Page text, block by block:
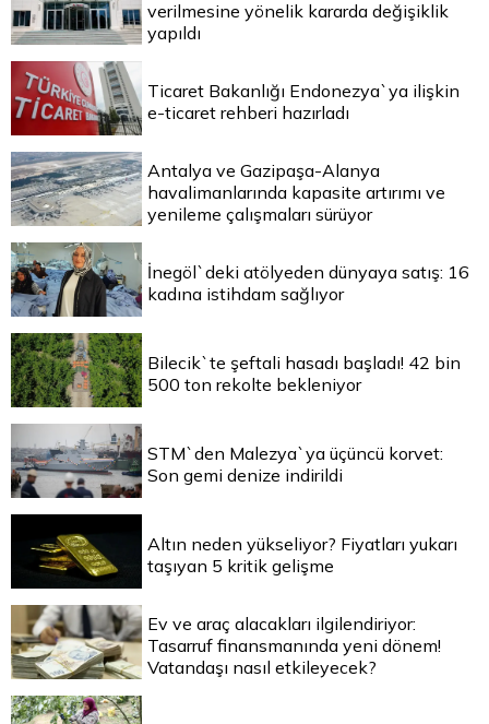
verilmesine yönelik kararda değişiklik
yapıldı
Ticaret Bakanlığı Endonezya`ya ilişkin
e-ticaret rehberi hazırladı
Antalya ve Gazipaşa-Alanya
havalimanlarında kapasite artırımı ve
yenileme çalışmaları sürüyor
İnegöl`deki atölyeden dünyaya satış: 16
kadına istihdam sağlıyor
Bilecik`te şeftali hasadı başladı! 42 bin
500 ton rekolte bekleniyor
STM`den Malezya`ya üçüncü korvet:
Son gemi denize indirildi
Altın neden yükseliyor? Fiyatları yukarı
taşıyan 5 kritik gelişme
Ev ve araç alacakları ilgilendiriyor:
Tasarruf finansmanında yeni dönem!
Vatandaşı nasıl etkileyecek?